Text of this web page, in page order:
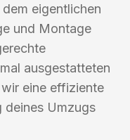
eigentlichen
und Montage
ausgestatteten
eine effiziente
deines Umzugs